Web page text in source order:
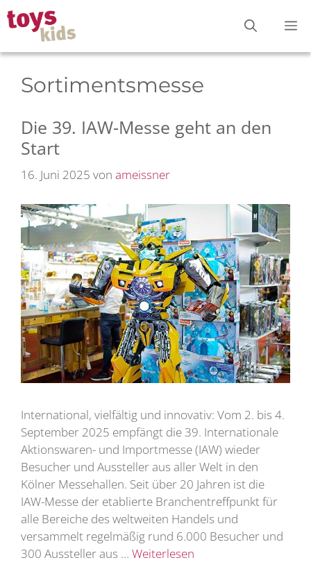
Zum
Inhalt
springen
Sortimentsmesse
Die 39. IAW-Messe geht an den
Start
16. Juni 2025 von ameissner
International, vielfältig und innovativ: Vom 2. bis 4.
September 2025 empfängt die 39. Internationale
Aktionswaren- und Importmesse (IAW) wieder
Besucher und Aussteller aus aller Welt in den
Kölner Messehallen. Seit über 20 Jahren ist die
IAW-Messe der etablierte Branchentreffpunkt für
alle Bereiche des weltweiten Handels und
versammelt regelmäßig rund 6.000 Besucher und
300 Aussteller aus … Weiterlesen